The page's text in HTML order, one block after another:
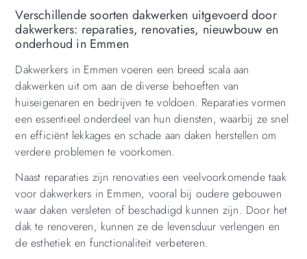
Verschillende soorten dakwerken uitgevoerd door
dakwerkers: reparaties, renovaties, nieuwbouw en
onderhoud in Emmen
Dakwerkers in Emmen voeren een breed scala aan
dakwerken uit om aan de diverse behoeften van
huiseigenaren en bedrijven te voldoen. Reparaties vormen
een essentieel onderdeel van hun diensten, waarbij ze snel
en efficiënt lekkages en schade aan daken herstellen om
verdere problemen te voorkomen.
Naast reparaties zijn renovaties een veelvoorkomende taak
voor dakwerkers in Emmen, vooral bij oudere gebouwen
waar daken versleten of beschadigd kunnen zijn. Door het
dak te renoveren, kunnen ze de levensduur verlengen en
de esthetiek en functionaliteit verbeteren.